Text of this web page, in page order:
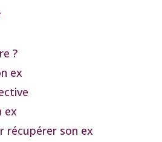
?
ex
ex
récupérer son ex